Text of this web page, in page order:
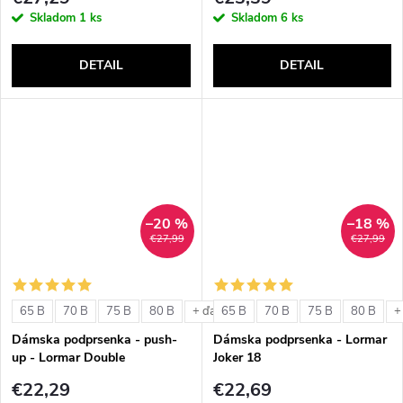
Skladom 1 ks
DETAIL
Skladom 6 ks
DETAIL
€27,99
–20 %
65 B 70 B 75 B 80 B + ďalšie
Dámska podprsenka - push-
up - Lormar Double
€22,29
€27,99
–18 %
65 B 70 B 75 B 80 B
Dámska podprsenka - Lormar
Joker 18
€22,69